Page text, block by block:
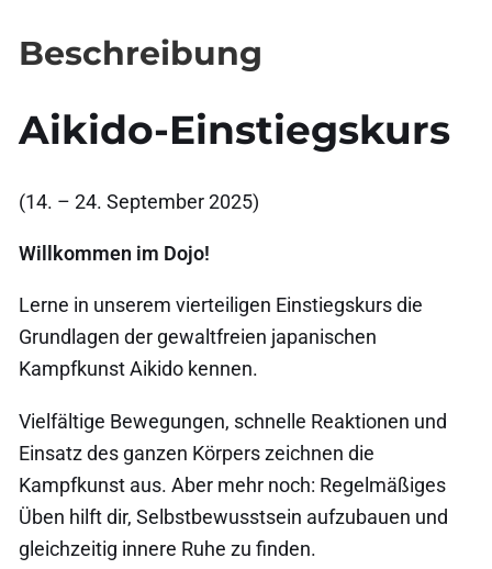
Beschreibung
Aikido-Einstiegskurs
(14. – 24. September 2025)
Willkommen im Dojo!
Lerne in unserem vierteiligen Einstiegskurs die
Grundlagen der gewaltfreien japanischen
Kampfkunst Aikido kennen.
Vielfältige Bewegungen, schnelle Reaktionen und
Einsatz des ganzen Körpers zeichnen die
Kampfkunst aus. Aber mehr noch: Regelmäßiges
Üben hilft dir, Selbstbewusstsein aufzubauen und
gleichzeitig innere Ruhe zu finden.